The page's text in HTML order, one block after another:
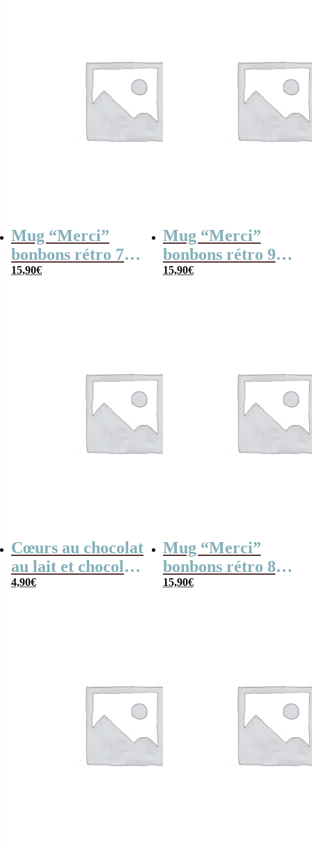
Mug “Merci”
bonbons rétro 70 –
Collection arc-en-
15,90€
Mug “Merci”
bonbons rétro 90 –
Collection arc-en-
15,90€
Cœurs au chocolat
au lait et chocolat
noir praliné x8
4,90€
Mug “Merci”
bonbons rétro 80 –
Collection arc-en-
15,90€